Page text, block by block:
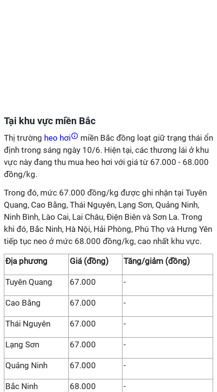
Tại khu vực miền Bắc
Thị trường heo hơi
miền Bắc đồng loạt giữ trạng thái ổn
định trong sáng ngày 10/6. Hiện tại, các thương lái ở khu
vực này đang thu mua heo hơi với giá từ 67.000 - 68.000
đồng/kg.
Trong đó, mức 67.000 đồng/kg được ghi nhận tại Tuyên
Quang, Cao Bằng, Thái Nguyên, Lạng Sơn, Quảng Ninh,
Ninh Bình, Lào Cai, Lai Châu, Điện Biên và Sơn La. Trong
khi đó, Bắc Ninh, Hà Nội, Hải Phòng, Phú Thọ và Hưng Yên
tiếp tục neo ở mức 68.000 đồng/kg, cao nhất khu vực.
Địa phương Giá (đồng) Tăng/giảm (đồng)
Tuyên Quang 67.000 -
Cao Bằng 67.000 -
Thái Nguyên 67.000 -
Lạng Sơn 67.000 -
Quảng Ninh 67.000 -
Bắc Ninh 68.000 -